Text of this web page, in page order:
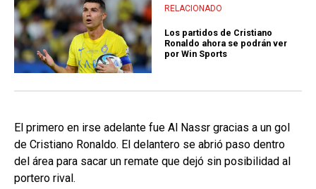
RELACIONADO
Los partidos de Cristiano
Ronaldo ahora se podrán ver
por Win Sports
El primero en irse adelante fue Al Nassr gracias a un gol
de Cristiano Ronaldo. El delantero se abrió paso dentro
del área para sacar un remate que dejó sin posibilidad al
portero rival.